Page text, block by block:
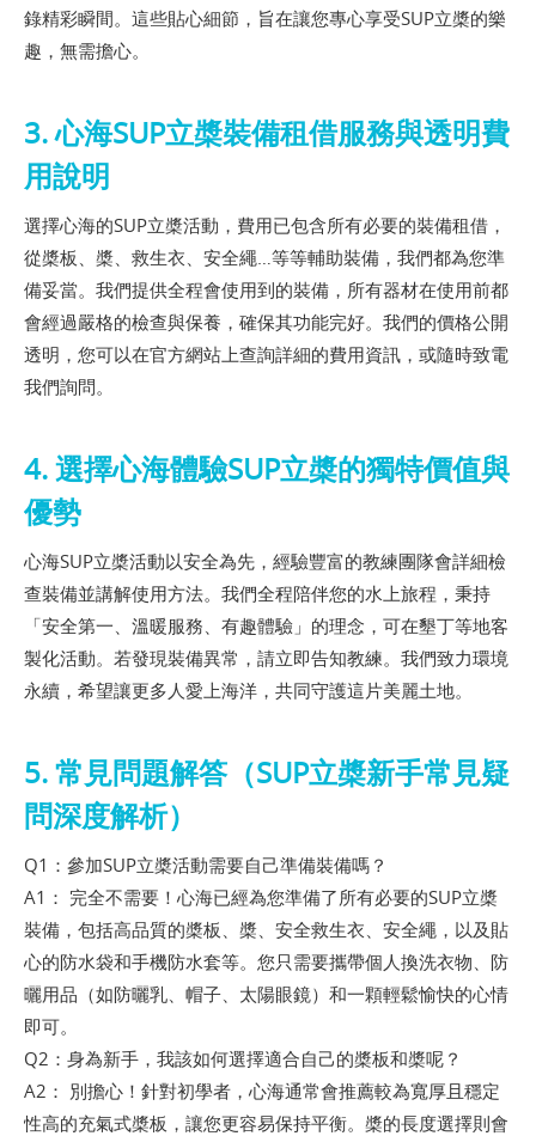
錄精彩瞬間。這些貼心細節，旨在讓您專心享受SUP立槳的樂
趣，無需擔心。
3. 心海SUP立槳裝備租借服務與透明費
用說明
選擇心海的SUP立槳活動，費用已包含所有必要的裝備租借，
從槳板、槳、救生衣、安全繩…等等輔助裝備，我們都為您準
備妥當。我們提供全程會使用到的裝備，所有器材在使用前都
會經過嚴格的檢查與保養，確保其功能完好。我們的價格公開
透明，您可以在官方網站上查詢詳細的費用資訊，或隨時致電
我們詢問。
4. 選擇心海體驗SUP立槳的獨特價值與
優勢
心海SUP立槳活動以安全為先，經驗豐富的教練團隊會詳細檢
查裝備並講解使用方法。我們全程陪伴您的水上旅程，秉持
「安全第一、溫暖服務、有趣體驗」的理念，可在墾丁等地客
製化活動。若發現裝備異常，請立即告知教練。我們致力環境
永續，希望讓更多人愛上海洋，共同守護這片美麗土地。
5. 常見問題解答（SUP立槳新手常見疑
問深度解析）
Q1：參加SUP立槳活動需要自己準備裝備嗎？
A1： 完全不需要！心海已經為您準備了所有必要的SUP立槳
裝備，包括高品質的槳板、槳、安全救生衣、安全繩，以及貼
心的防水袋和手機防水套等。您只需要攜帶個人換洗衣物、防
曬用品（如防曬乳、帽子、太陽眼鏡）和一顆輕鬆愉快的心情
即可。
Q2：身為新手，我該如何選擇適合自己的槳板和槳呢？
A2： 別擔心！針對初學者，心海通常會推薦較為寬厚且穩定
性高的充氣式槳板，讓您更容易保持平衡。槳的長度選擇則會